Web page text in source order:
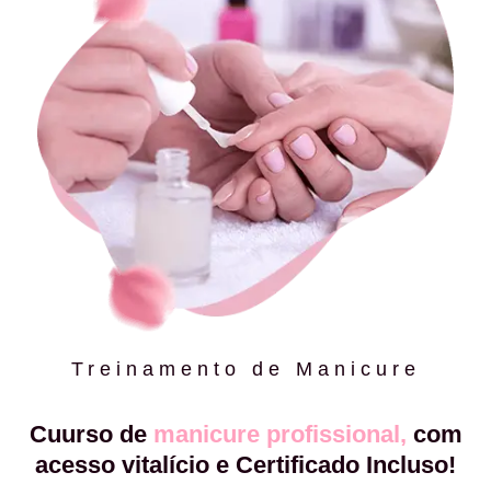
Treinamento de Manicure
Cuurso de manicure profissional, com
acesso vitalício e Certificado Incluso!